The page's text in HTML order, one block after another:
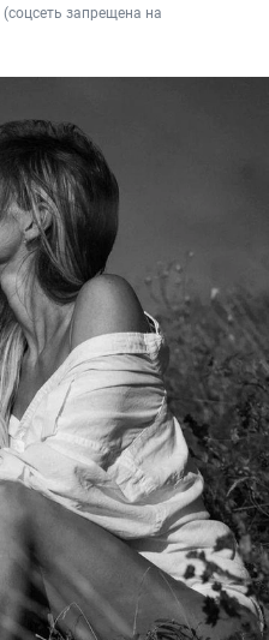
запрещена на